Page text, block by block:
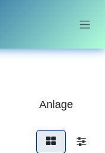
Anlage